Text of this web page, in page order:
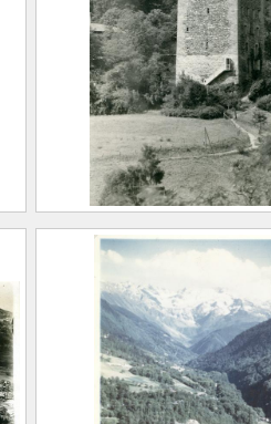
Eastman Kodak
Dit Kodak
CE2020.1.155
Vue de la Tour du
FEUGIER, Albert
(Saint-Marcellin, 1893
Allevard, 1962)
CE2020.1.53